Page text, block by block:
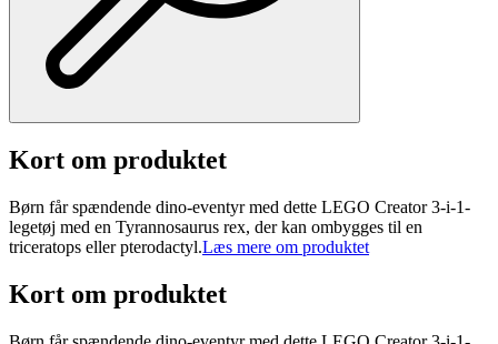
Kort om produktet
Børn får spændende dino-eventyr med dette LEGO Creator 3-i-1-
legetøj med en Tyrannosaurus rex, der kan ombygges til en
triceratops eller pterodactyl.Læs mere om produktet
Kort om produktet